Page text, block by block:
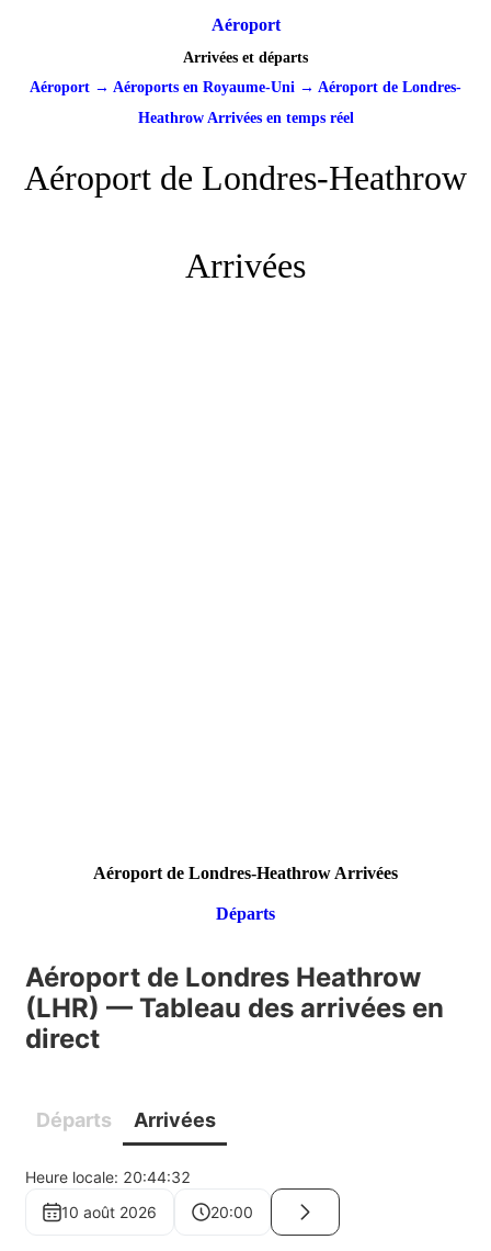
Aéroport
Arrivées et départs
Aéroport → Aéroports en Royaume-Uni → Aéroport de Londres-
Heathrow Arrivées en temps réel
Aéroport de Londres-Heathrow
Arrivées
Aéroport de Londres-Heathrow Arrivées
Départs